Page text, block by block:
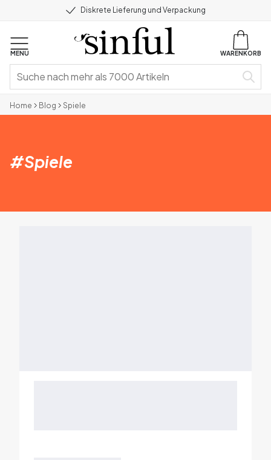
Diskrete Lieferung und Verpackung
MENU WARENKORB
Home Blog Spiele
#Spiele